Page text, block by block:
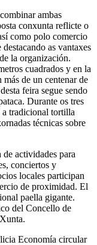
ambas
conxunta reflicte o
como polo comercio
as vantaxes
la organización.
cuadrados y en la
de un centenar de
feira segue sendo
Durante os tres
a tradicional tortilla
técnicas sobre
actividades para
conciertos y
locales participan
de proximidad. El
paella gigante.
del Concello de
Economía circular